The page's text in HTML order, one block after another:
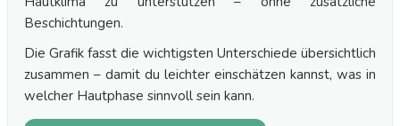
Beschichtungen.
Die Grafik fasst die wichtigsten Unterschiede übersichtlich
zusammen – damit du leichter einschätzen kannst, was in
welcher Hautphase sinnvoll sein kann.